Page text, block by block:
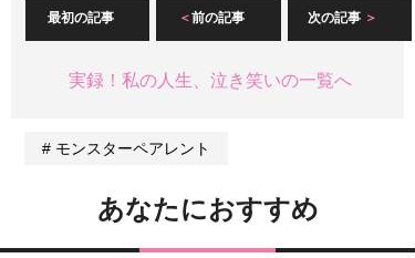
最初の記事 前の記事 次の記事
実録！私の人生、泣き笑いの一覧へ
モンスターペアレント
あなたにおすすめ